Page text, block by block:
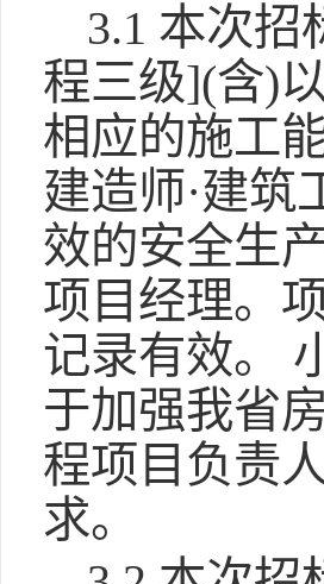
3.1 本次招
程三级](含)
相应的施工
建造师·建筑
效的安全生
项目经理。
记录有效。
于加强我省
程项目负责
求。